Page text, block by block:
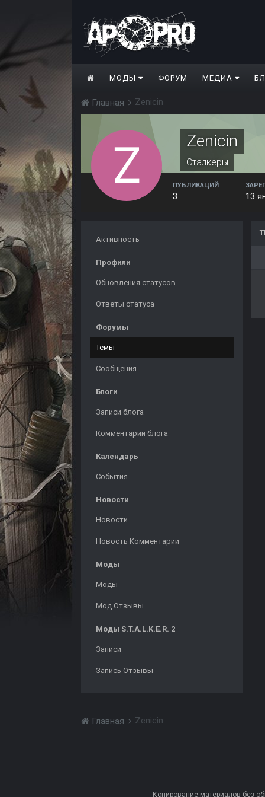
МОДЫ ФОРУМ МЕДИА
Главная Zenicin
Zenicin
Сталкеры
ПУБЛИКАЦИЙ
3 13
Активность
Профили
Обновления статусов
Ответы статуса
Форумы
Темы
Сообщения
Блоги
Записи блога
Комментарии блога
Календарь
События
Новости
Новости
Новость Комментарии
Моды
Моды
Мод Отзывы
Моды S.T.A.L.K.E.R. 2
Записи
Запись Отзывы
Главная Zenicin
Копирование материалов без